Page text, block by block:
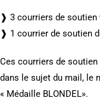
❱ 3 courriers de soutien
❱ 1 courrier de soutien
Ces courriers de
dans le sujet du mail, le
« Médaille BLONDEL».